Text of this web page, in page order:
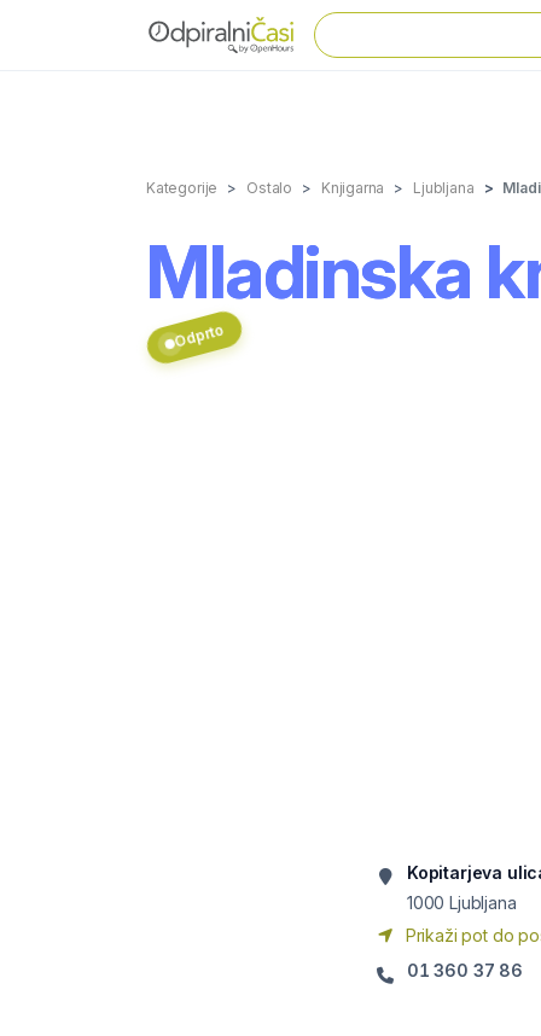
Kategorije Ostalo Knjigarna Ljubljana
Mladinska
Odprto
Kopitarjeva
1000 Ljubljana
Prikaži pot do
01 360 37 86